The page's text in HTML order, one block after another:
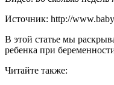
Источник: http://
В этой статье мы
ребенка при
Читайте также: